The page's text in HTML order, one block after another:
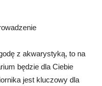
z akwarystyką, to na
będzie dla Ciebie
jest kluczowy dla